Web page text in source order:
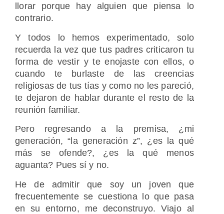
llorar porque hay alguien que piensa lo
contrario.
Y todos lo hemos experimentado, solo
recuerda la vez que tus padres criticaron tu
forma de vestir y te enojaste con ellos, o
cuando te burlaste de las creencias
religiosas de tus tías y como no les pareció,
te dejaron de hablar durante el resto de la
reunión familiar.
Pero regresando a la premisa, ¿mi
generación, “la generación z”, ¿es la qué
más se ofende?, ¿es la qué menos
aguanta? Pues sí y no.
He de admitir que soy un joven que
frecuentemente se cuestiona lo que pasa
en su entorno, me deconstruyo. Viajo al